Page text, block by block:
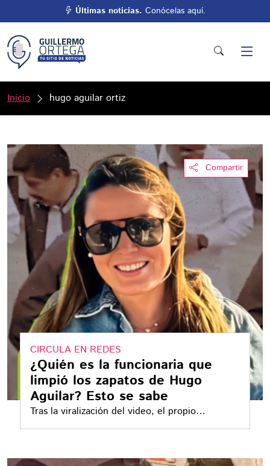
Últimas noticias. Conócelas aquí.
Inicio hugo aguilar ortiz
Compartir
CIRCULA EN REDES
¿Quién es la funcionaria que
limpió los zapatos de Hugo
Aguilar? Esto se sabe
Tras la viralización del video, el propio
presidente de la Corte emitió un